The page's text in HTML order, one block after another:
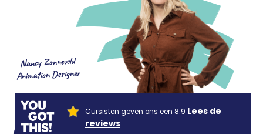
Nancy Zonneveld
Animation Designer
Cursisten geven ons een 8.9 Lees de
reviews